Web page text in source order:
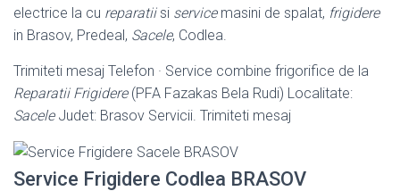
electrice la cu reparatiisi servicemasini de spalat, frigidere
in Brasov, Predeal, Sacele, Codlea.
Trimiteti mesaj Telefon · Service combine frigorifice de la
Reparatii Frigidere(PFA Fazakas Bela Rudi) Localitate:
SaceleJudet: Brasov Servicii. Trimiteti mesaj
Service Frigidere Codlea BRASOV